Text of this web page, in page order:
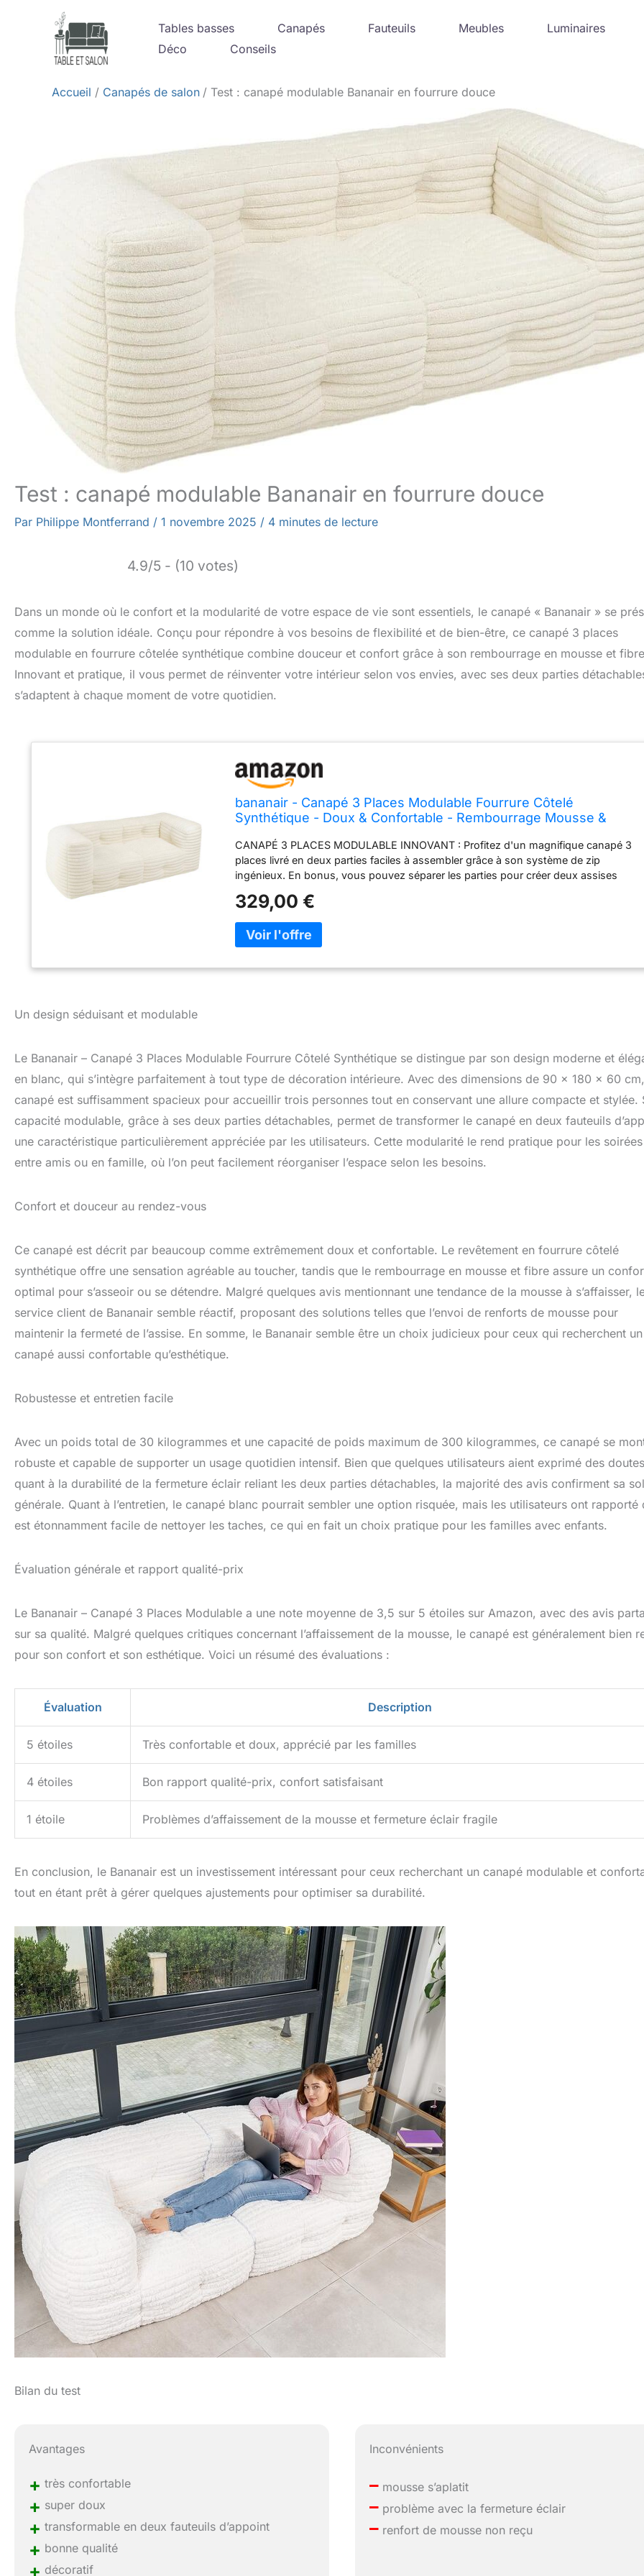
Tables basses Canapés Fauteuils Meubles Luminaires
Déco
Conseils
Accueil Canapés de salon Test : canapé modulable Bananair en fourrure douce
Test : canapé modulable Bananair en fourrure douce
Par Philippe Montferrand / 1 novembre 2025 / 4 minutes de lecture
4.9/5 - (10 votes)
Dans un monde où le confort et la modularité de votre espace de vie sont essentiels, le canapé « Bananair » se
comme la solution idéale. Conçu pour répondre à vos besoins de flexibilité et de bien-être, ce canapé 3 places
modulable en fourrure côtelée synthétique combine douceur et confort grâce à son rembourrage en mousse et
Innovant et pratique, il vous permet de réinventer votre intérieur selon vos envies, avec ses deux parties
s’adaptent à chaque moment de votre quotidien.
bananair - Canapé 3 Places Modulable Fourrure Côtelé
Synthétique - Doux & Confortable - Rembourrage Mousse &
CANAPÉ 3 PLACES MODULABLE INNOVANT : Profitez d'un magnifique canapé 3
places livré en deux parties faciles à assembler grâce à son système de zip
ingénieux. En bonus, vous pouvez séparer les parties pour créer deux assises
Profitez d'un rembourrage généreux réalisé dans notre atelier français, combinant
flocons de mousse polyuréthane et fibre polyester pour une assise moelleuse et
durable. Attendez 48h après déballage pour un confort optimal. DESIGN
ACCUEILLANT & POLYVALENT : La fourrure côtelée synthétique apporte douceur
et élégance à votre intérieur. Utilisez-le comme canapé 3 places spacieux ou
canapé en parfait état. La fourrure synthétique assure une longévité optimale à
329,00 €
Un design séduisant et modulable
Le Bananair – Canapé 3 Places Modulable Fourrure Côtelé Synthétique se distingue par son design moderne et
en blanc, qui s’intègre parfaitement à tout type de décoration intérieure. Avec des dimensions de 90 x 180 x 60
canapé est suffisamment spacieux pour accueillir trois personnes tout en conservant une allure compacte et stylée.
capacité modulable, grâce à ses deux parties détachables, permet de transformer le canapé en deux fauteuils
une caractéristique particulièrement appréciée par les utilisateurs. Cette modularité le rend pratique pour les soirées
entre amis ou en famille, où l’on peut facilement réorganiser l’espace selon les besoins.
Confort et douceur au rendez-vous
Ce canapé est décrit par beaucoup comme extrêmement doux et confortable. Le revêtement en fourrure côtelé
synthétique offre une sensation agréable au toucher, tandis que le rembourrage en mousse et fibre assure un
optimal pour s’asseoir ou se détendre. Malgré quelques avis mentionnant une tendance de la mousse à s’affaisser,
service client de Bananair semble réactif, proposant des solutions telles que l’envoi de renforts de mousse pour
maintenir la fermeté de l’assise. En somme, le Bananair semble être un choix judicieux pour ceux qui recherchent un
canapé aussi confortable qu’esthétique.
Robustesse et entretien facile
Avec un poids total de 30 kilogrammes et une capacité de poids maximum de 300 kilogrammes, ce canapé se
robuste et capable de supporter un usage quotidien intensif. Bien que quelques utilisateurs aient exprimé des doutes
quant à la durabilité de la fermeture éclair reliant les deux parties détachables, la majorité des avis confirment sa
générale. Quant à l’entretien, le canapé blanc pourrait sembler une option risquée, mais les utilisateurs ont rapporté
est étonnamment facile de nettoyer les taches, ce qui en fait un choix pratique pour les familles avec enfants.
Évaluation générale et rapport qualité-prix
Le Bananair – Canapé 3 Places Modulable a une note moyenne de 3,5 sur 5 étoiles sur Amazon, avec des avis
sur sa qualité. Malgré quelques critiques concernant l’affaissement de la mousse, le canapé est généralement bien
pour son confort et son esthétique. Voici un résumé des évaluations :
Évaluation Description
5 étoiles Très confortable et doux, apprécié par les familles
4 étoiles Bon rapport qualité-prix, confort satisfaisant
1 étoile Problèmes d’affaissement de la mousse et fermeture éclair fragile
En conclusion, le Bananair est un investissement intéressant pour ceux recherchant un canapé modulable et
tout en étant prêt à gérer quelques ajustements pour optimiser sa durabilité.
Bilan du test
Avantages
+ très confortable
+ super doux
+ transformable en deux fauteuils d’appoint
+ bonne qualité
+ décoratif
Inconvénients
– mousse s’aplatit
– problème avec la fermeture éclair
– renfort de mousse non reçu